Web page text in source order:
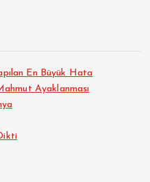
En Büyük Hata
Ayaklanması